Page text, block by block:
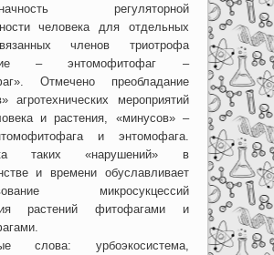
регуляторной
человека для отдельных
членов триотрофа
– энтомофитофаг –
Отмечено преобладание
агротехнических мероприятий
и растения, «минусов» –
и энтомофага.
таких «нарушений» в
и времени обуславливает
микросукцессий
растений фитофагами и
слова: урбоэкосистема,